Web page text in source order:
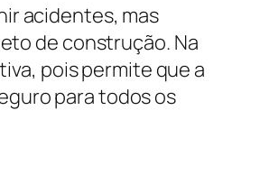
acidentes, mas
de construção. Na
pois permite que a
para todos os